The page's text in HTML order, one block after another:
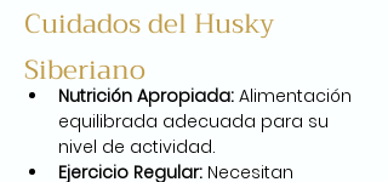
Cuidados del Husky
Siberiano
Nutrición Apropiada: Alimentación
equilibrada adecuada para su
nivel de actividad.
Ejercicio Regular: Necesitan